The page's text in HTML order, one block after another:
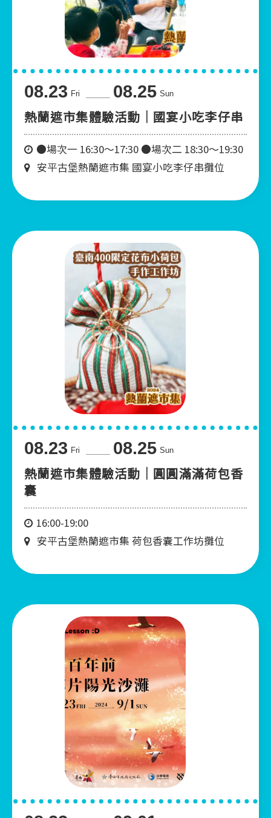
08.23 Fri 08.25 Sun
熱蘭遮市集體驗活動｜國宴小吃李仔串
●場次一 16:30～17:30 ●場次二 18:30～19:30
安平古堡熱蘭遮市集 國宴小吃李仔串攤位
08.23 Fri 08.25 Sun
熱蘭遮市集體驗活動｜圓圓滿滿荷包香
囊
16:00-19:00
安平古堡熱蘭遮市集 荷包香囊工作坊攤位